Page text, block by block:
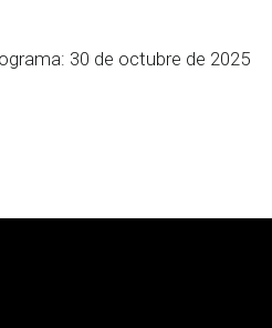
30 de octubre de 2025